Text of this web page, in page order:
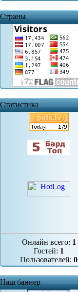
Страны
Статистика
Онлайн всего: 1
Гостей: 1
Пользователей: 0
Наш баннер